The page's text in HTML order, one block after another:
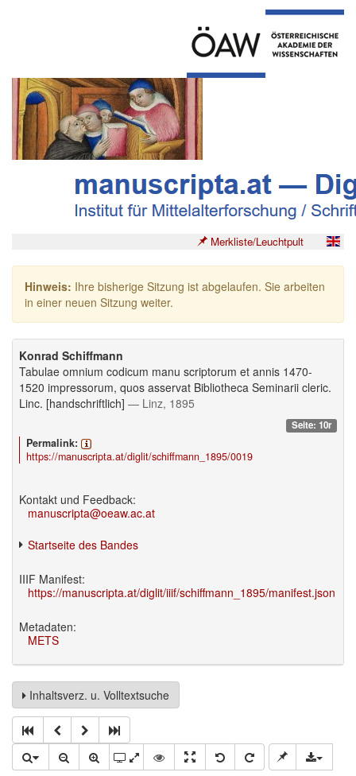
Merkliste/Leuchtpult
Hinweis: Ihre bisherige Sitzung ist abgelaufen. Sie arbeiten
in einer neuen Sitzung weiter.
Konrad Schiffmann
Tabulae omnium codicum manu scriptorum et annis 1470-
1520 impressorum, quos asservat Bibliotheca Seminarii cleric.
Linc. [handschriftlich] — Linz, 1895
Seite: 10r
Permalink:
https://manuscripta.at/diglit/schiffmann_1895/0019
Kontakt und Feedback:
manuscripta@oeaw.ac.at
Startseite des Bandes
IIIF Manifest:
https://manuscripta.at/diglit/iiif/schiffmann_1895/manifest.json
Metadaten:
METS
Inhaltsverz. u. Volltextsuche